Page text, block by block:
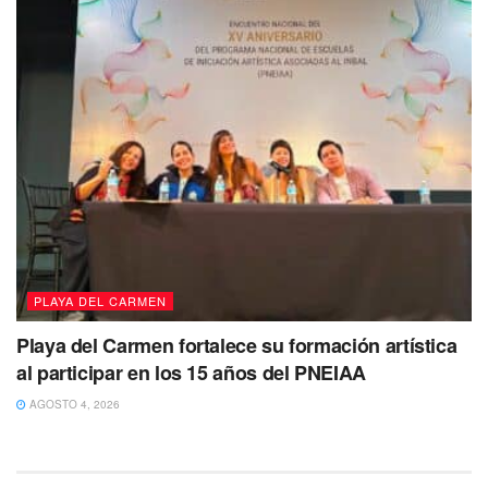
PLAYA DEL CARMEN
Playa del Carmen fortalece su formación artística
al participar en los 15 años del PNEIAA
AGOSTO 4, 2026